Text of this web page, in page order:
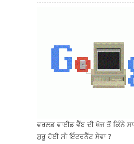
ਵਰਲਡ ਵਾਈਡ ਵੈੱਬ ਦੀ ਖੋਜ ਤੋਂ ਕਿੰਨੇ
ਸ਼ੁਰੂ ਹੋਈ ਸੀ ਇੰਟਰਨੈੱਟ ਸੇਵਾ ?